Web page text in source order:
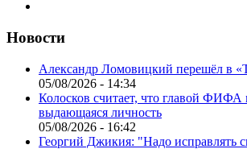
Новости
Александр Ломовицкий перешёл в
05/08/2026 - 14:34
Колосков считает, что главой ФИФА
выдающаяся личность
05/08/2026 - 16:42
Георгий Джикия: "Надо исправлять